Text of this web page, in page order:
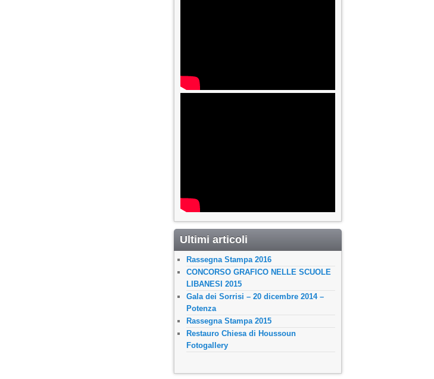
Ultimi articoli
Rassegna Stampa 2016
CONCORSO GRAFICO NELLE SCUOLE
LIBANESI 2015
Gala dei Sorrisi – 20 dicembre 2014 –
Potenza
Rassegna Stampa 2015
Restauro Chiesa di Houssoun
Fotogallery